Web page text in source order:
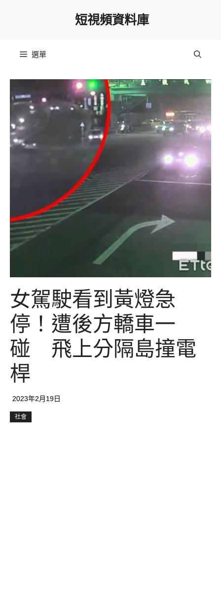
短視頻資料庫
選單
女駕駛看到黃燈急
停！遭後方轎車一
碰 飛上分隔島撞電
桿
2023年2月19日
社會